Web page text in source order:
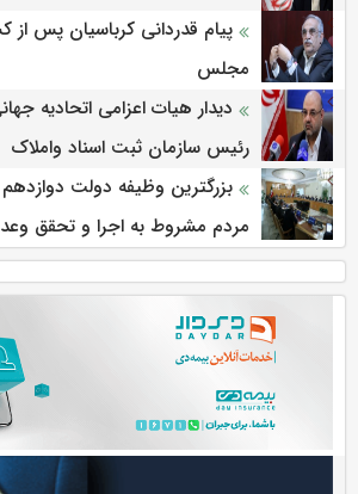
پیام قدردانی کرباسیان پس از
مجلس
دیدار هیات اعزامی اتحادیه
رئیس سازمان ثبت اسناد واملاک
بزرگترین وظیفه دولت
مردم مشروط به اجرا و تحقق